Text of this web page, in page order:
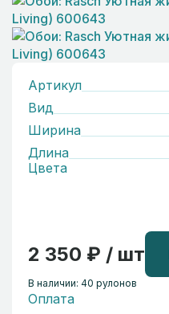
Артикул
Вид
Ширина
Длина
Цвета
2 350 ₽ / шт
В наличии: 40 рулонов
Оплата